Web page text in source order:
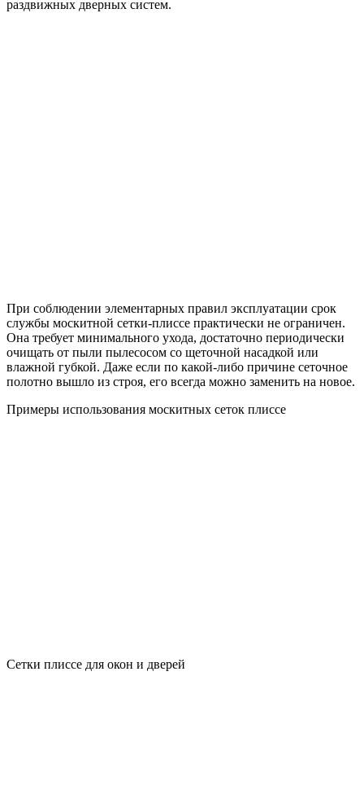
раздвижных дверных систем.
При соблюдении элементарных правил эксплуатации срок
службы москитной сетки-плиссе практически не ограничен.
Она требует минимального ухода, достаточно периодически
очищать от пыли пылесосом со щеточной насадкой или
влажной губкой. Даже если по какой-либо причине сеточное
полотно вышло из строя, его всегда можно заменить на новое.
Примеры использования москитных сеток плиссе
Сетки плиссе для окон и дверей